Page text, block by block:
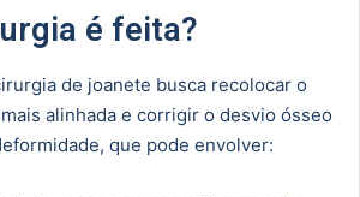
é feita?
de joanete busca recolocar o
alinhada e corrigir o desvio ósseo
que pode envolver: